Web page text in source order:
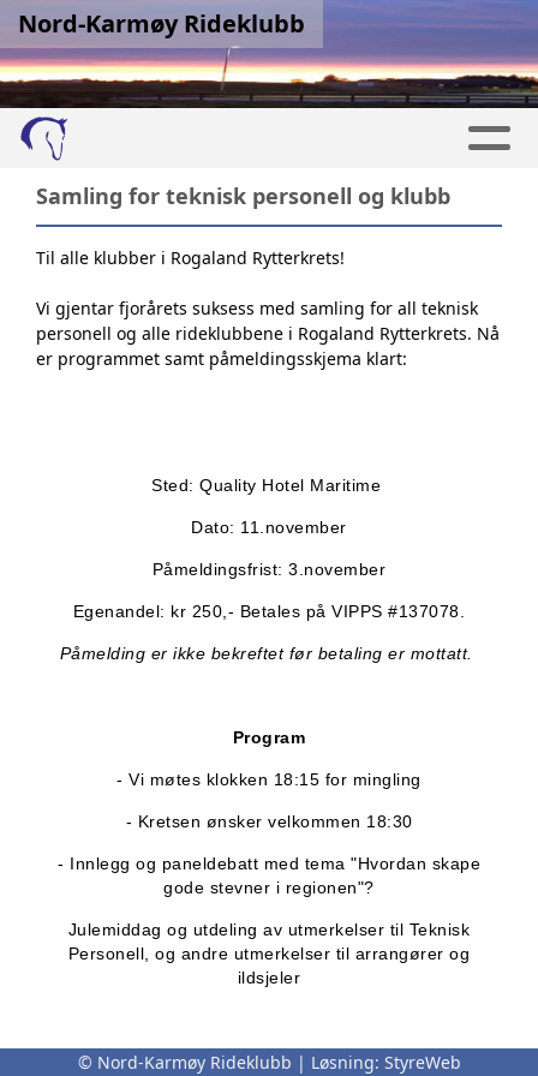
Nord-Karmøy Rideklubb
Samling for teknisk personell og klubb
Til alle klubber i Rogaland Rytterkrets!
Vi gjentar fjorårets suksess med samling for all teknisk
personell og alle rideklubbene i Rogaland Rytterkrets. Nå
er programmet samt påmeldingsskjema klart:
Sted: Quality Hotel Maritime
Dato: 11.november
Påmeldingsfrist: 3.november
Egenandel: kr 250,- Betales på VIPPS #137078.
Påmelding er ikke bekreftet før betaling er mottatt.
Program
- Vi møtes klokken 18:15 for mingling
- Kretsen ønsker velkommen 18:30
- Innlegg og paneldebatt med tema "Hvordan skape
gode stevner i regionen"?
Julemiddag og utdeling av utmerkelser til Teknisk
Personell, og andre utmerkelser til arrangører og
ildsjeler
© Nord-Karmøy Rideklubb | Løsning: StyreWeb